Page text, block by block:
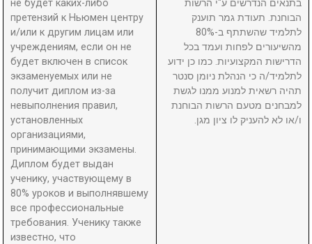
не будет каких-либо
претензий к Ньюмен центру
и/или к другим лицам или
учреждениям, если он не
будет включен в список
экзаменуемых или не
получит диплом из-за
невыполнения правил,
установленных
организациями,
принимающими экзамены.
Диплом будет выдан
ученику, участвующему в
80% уроков и выполнявшему
все профессиональные
требования. Ученику также
известно, что
בתנאים הנדרשים ע"י הרשות
הבוחנת. תעודת גמר תוענק
לתלמיד שהשתתף ב-80%
מהשיעורים לפחות ועמד בכל
הדרישות המקצועיות. כמו כן ידוע
לתלמיד/ה כי הנהלת ניומן סנטר
תהיה רשאית למנוע ממנו לגשת
למבחנים מטעם הרשות הבוחנת
ו/או לא להעניק לו ציון מגן.